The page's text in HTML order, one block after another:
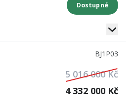
Dostupné
BJ1P03
5 016 000 Kč
4 332 000 Kč